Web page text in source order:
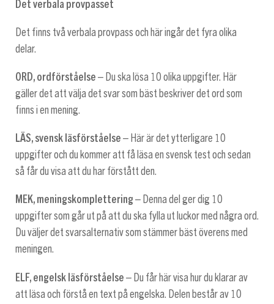
Det verbala provpasset
Det finns två verbala provpass och här ingår det fyra olika
delar.
ORD, ordförståelse – Du ska lösa 10 olika uppgifter. Här
gäller det att välja det svar som bäst beskriver det ord som
finns i en mening.
LÄS, svensk läsförståelse – Här är det ytterligare 10
uppgifter och du kommer att få läsa en svensk test och sedan
så får du visa att du har förstått den.
MEK, meningskomplettering – Denna del ger dig 10
uppgifter som går ut på att du ska fylla ut luckor med några ord.
Du väljer det svarsalternativ som stämmer bäst överens med
meningen.
ELF, engelsk läsförståelse – Du får här visa hur du klarar av
att läsa och förstå en text på engelska. Delen består av 10